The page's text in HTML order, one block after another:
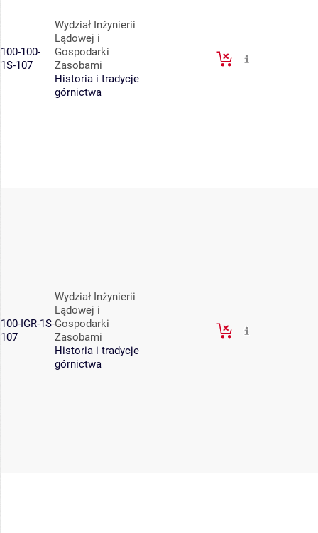
100-100-
1S-107
Wydział Inżynierii
Lądowej i
Gospodarki
Zasobami
Historia i tradycje
górnictwa
100-IGR-1S-
107
Wydział Inżynierii
Lądowej i
Gospodarki
Zasobami
Historia i tradycje
górnictwa